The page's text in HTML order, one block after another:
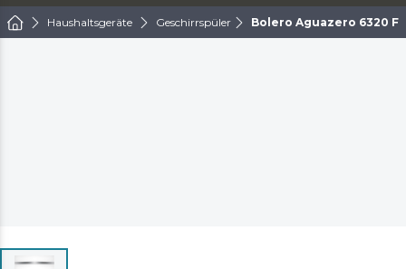
Haushaltsgeräte Geschirrspüler Bolero Aguazero 6320